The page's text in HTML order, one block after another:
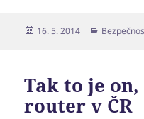
Publikováno:
16. 5. 2014 Rubriky:
Tak to je
router v ČR